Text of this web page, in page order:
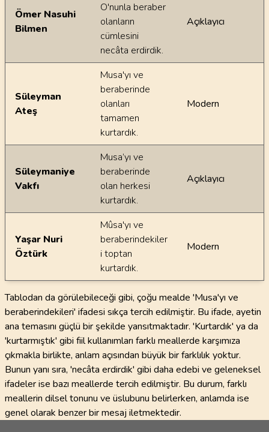
Ömer Nasuhi
Bilmen
O'nunla beraber
olanların
cümlesini
necâta erdirdik.
Açıklayıcı
Süleyman
Ateş
Musa'yı ve
beraberinde
olanları
tamamen
kurtardık.
Modern
Süleymaniye
Vakfı
Musa’yı ve
beraberinde
olan herkesi
kurtardık.
Açıklayıcı
Yaşar Nuri
Öztürk
Mûsa'yı ve
beraberindekiler
i toptan
kurtardık.
Modern
Tablodan da görülebileceği gibi, çoğu mealde 'Musa'yı ve
beraberindekileri' ifadesi sıkça tercih edilmiştir. Bu ifade, ayetin
ana temasını güçlü bir şekilde yansıtmaktadır. 'Kurtardık' ya da
'kurtarmıştık' gibi fiil kullanımları farklı meallerde karşımıza
çıkmakla birlikte, anlam açısından büyük bir farklılık yoktur.
Bunun yanı sıra, 'necâta erdirdik' gibi daha edebi ve geleneksel
ifadeler ise bazı meallerde tercih edilmiştir. Bu durum, farklı
meallerin dilsel tonunu ve üslubunu belirlerken, anlamda ise
genel olarak benzer bir mesaj iletmektedir.